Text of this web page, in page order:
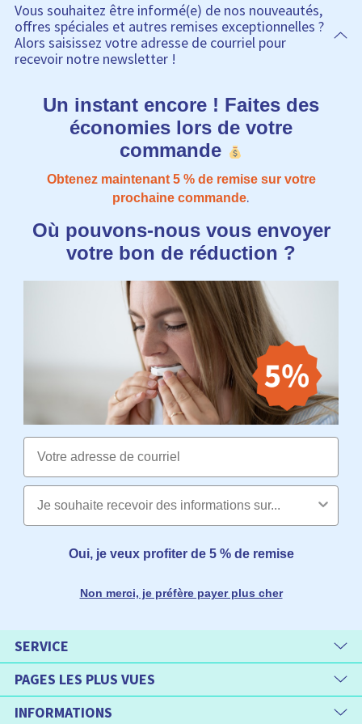
Vous souhaitez être informé(e) de nos nouveautés,
offres spéciales et autres remises exceptionnelles ?
Alors saisissez votre adresse de courriel pour
recevoir notre newsletter !
Un instant encore ! Faites des
économies lors de votre
commande
Obtenez maintenant 5​​ % de remise sur votre
prochaine commande.
Où pouvons-nous vous envoyer
votre bon de réduction ?
Email
Oui, je veux profiter de 5 % de remise
Non merci, je préfère payer plus cher
SERVICE
PAGES LES PLUS VUES
INFORMATIONS